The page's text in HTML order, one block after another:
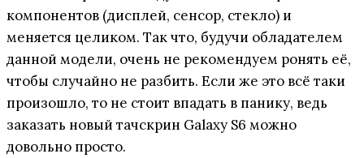
компонентов (дисплей, сенсор, стекло) и
меняется целиком. Так что, будучи обладателем
данной модели, очень не рекомендуем ронять её,
чтобы случайно не разбить. Если же это всё таки
произошло, то не стоит впадать в панику, ведь
заказать новый тачскрин Galaxy S6 можно
довольно просто.